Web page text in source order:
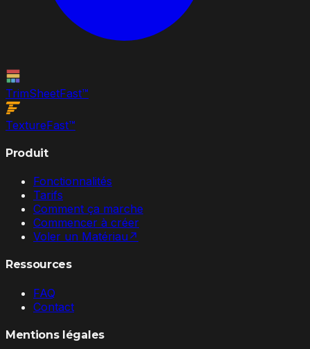
TrimSheetFast™
TextureFast™
Produit
Fonctionnalités
Tarifs
Comment ça marche
Commencer à créer
Voler un Matériau ↗
Ressources
FAQ
Contact
Mentions légales